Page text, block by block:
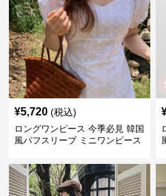
¥5,720 (税込)
ロングワンピース 今季必見 韓国
風パフスリーブ ミニワンピース